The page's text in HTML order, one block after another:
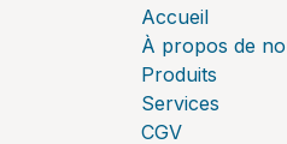
Accueil
À propos de
Produits
Services
CGV